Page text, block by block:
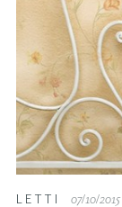
LETTI 07/10/2015